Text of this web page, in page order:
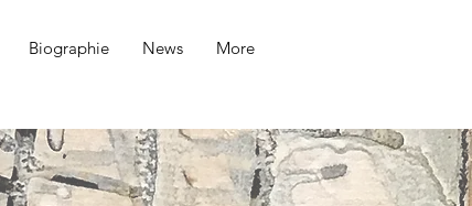
Biographie News More